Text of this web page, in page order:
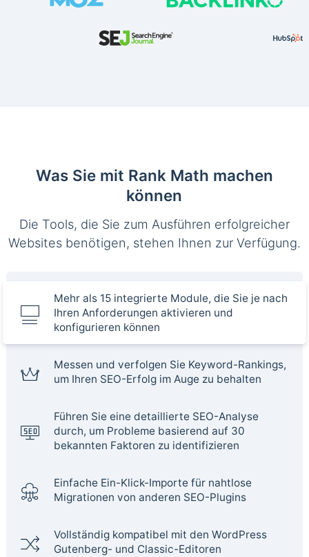
Was Sie mit Rank Math machen
können
Die Tools, die Sie zum Ausführen erfolgreicher
Websites benötigen, stehen Ihnen zur Verfügung.
Mehr als 15 integrierte Module, die Sie je nach
Ihren Anforderungen aktivieren und
konfigurieren können
Messen und verfolgen Sie Keyword-Rankings,
um Ihren SEO-Erfolg im Auge zu behalten
Führen Sie eine detaillierte SEO-Analyse
durch, um Probleme basierend auf 30
bekannten Faktoren zu identifizieren
Einfache Ein-Klick-Importe für nahtlose
Migrationen von anderen SEO-Plugins
Vollständig kompatibel mit den WordPress
Gutenberg- und Classic-Editoren